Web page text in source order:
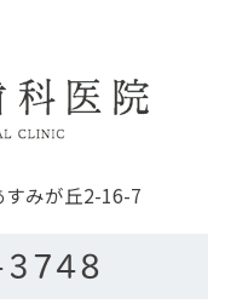
みが丘2-16-7